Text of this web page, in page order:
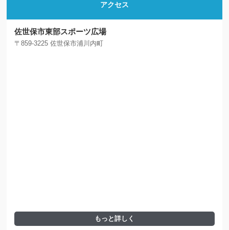
アクセス
佐世保市東部スポーツ広場
〒859-3225 佐世保市浦川内町
もっと詳しく